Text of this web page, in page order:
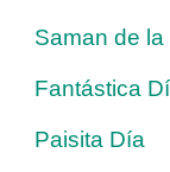
Saman de la
Fantástica
Paisita Día